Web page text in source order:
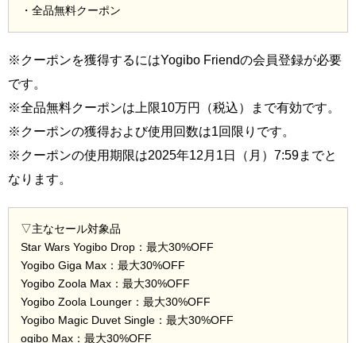
・全品無料クーポン
※クーポンを獲得するにはYogibo Friendの会員登録が必要
です。
※全品無料クーポンは上限10万円（税込）まで有効です。
※クーポンの獲得および使用回数は1回限りです。
※クーポンの使用期限は2025年12月1日（月）7:59までと
なります。
▽主なセール対象品
Star Wars Yogibo Drop：最大30%OFF
Yogibo Giga Max：最大30%OFF
Yogibo Zoola Max：最大30%OFF
Yogibo Zoola Lounger：最大30%OFF
Yogibo Magic Duvet Single：最大30%OFF
ogibo Max：最大30%OFF